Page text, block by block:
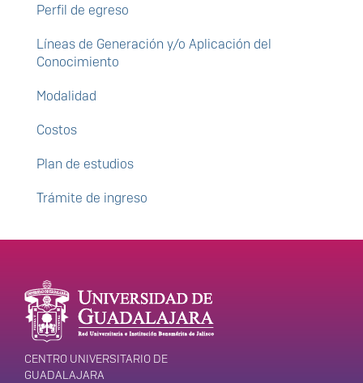
Perfil de egreso
Líneas de Generación y/o Aplicación del
Conocimiento
Modalidad
Costos
Plan de estudios
Trámite de ingreso
Enlaces de interés
Información del
portal
CENTRO UNIVERSITARIO DE
GUADALAJARA